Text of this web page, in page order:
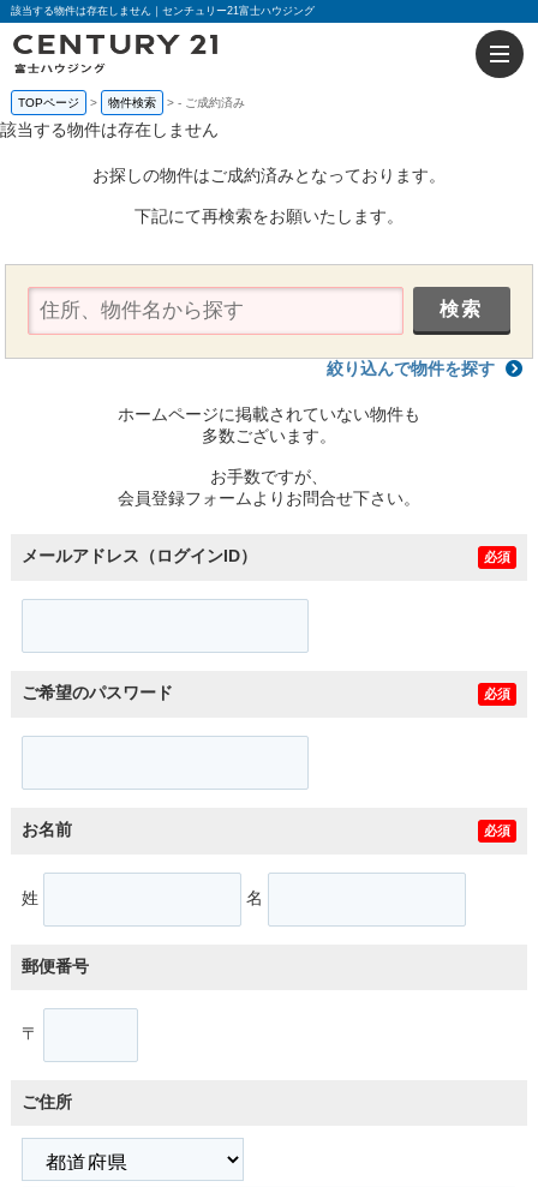
該当する物件は存在しません｜センチュリー21富士ハウジング
TOPページ 物件検索 - ご成約済み
該当する物件は存在しません
お探しの物件はご成約済みとなっております。
下記にて再検索をお願いたします。
絞り込んで物件を探す
ホームページに掲載されていない物件も
多数ございます。
お手数ですが、
会員登録フォームよりお問合せ下さい。
メールアドレス（ログインID） 必須
ご希望のパスワード 必須
お名前 必須
姓 名
郵便番号
〒
ご住所